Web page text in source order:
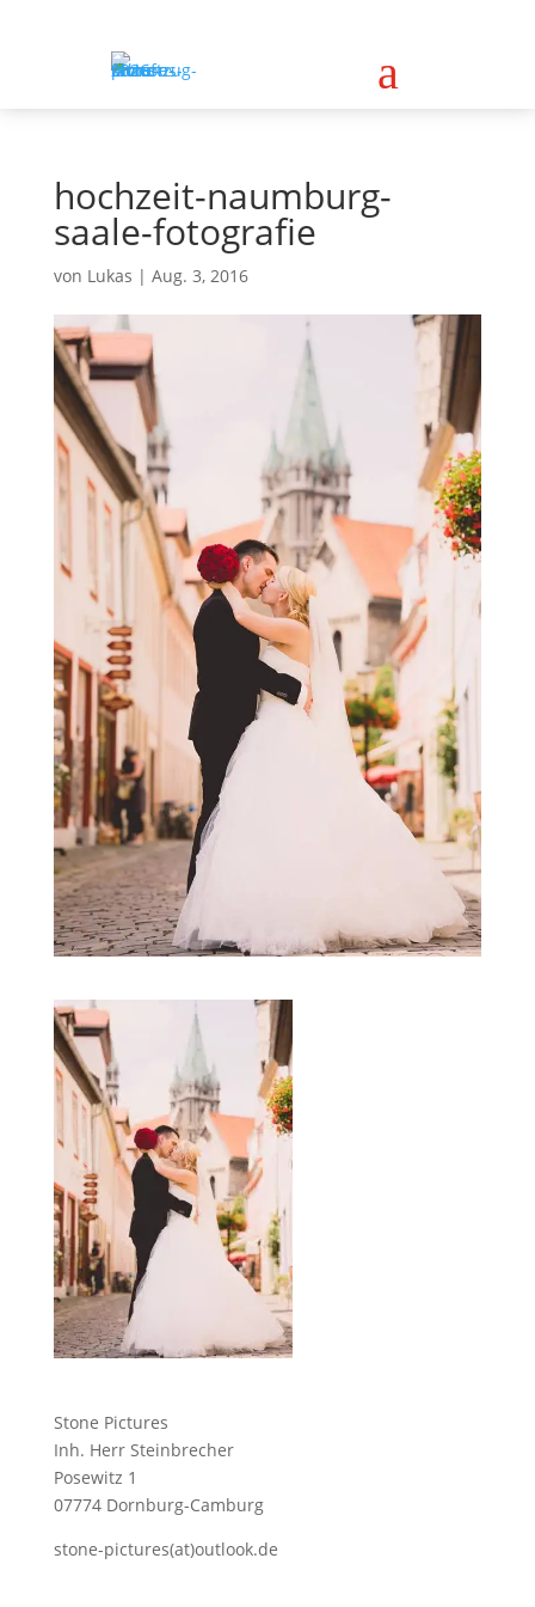
a
hochzeit-naumburg-
saale-fotografie
von Lukas | Aug. 3, 2016
Stone Pictures
Inh. Herr Steinbrecher
Posewitz 1
07774 Dornburg-Camburg
stone-pictures(at)outlook.de